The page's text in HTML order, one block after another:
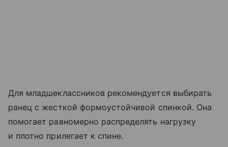
Для младшеклассников рекомендуется выбирать
ранец с жесткой формоустойчивой спинкой. Она
помогает равномерно распределять нагрузку
и плотно прилегает к спине.